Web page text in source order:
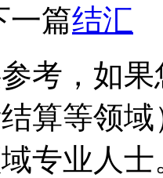
一篇结汇
考，如
结算等领
专业人士